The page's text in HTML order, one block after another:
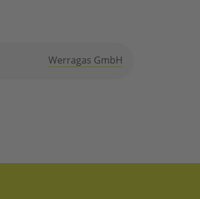
Werragas GmbH